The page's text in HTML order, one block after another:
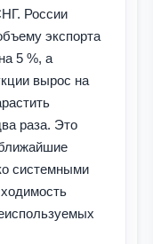
России
экспорта
5 %, а
вырос на
раза. Это
системными